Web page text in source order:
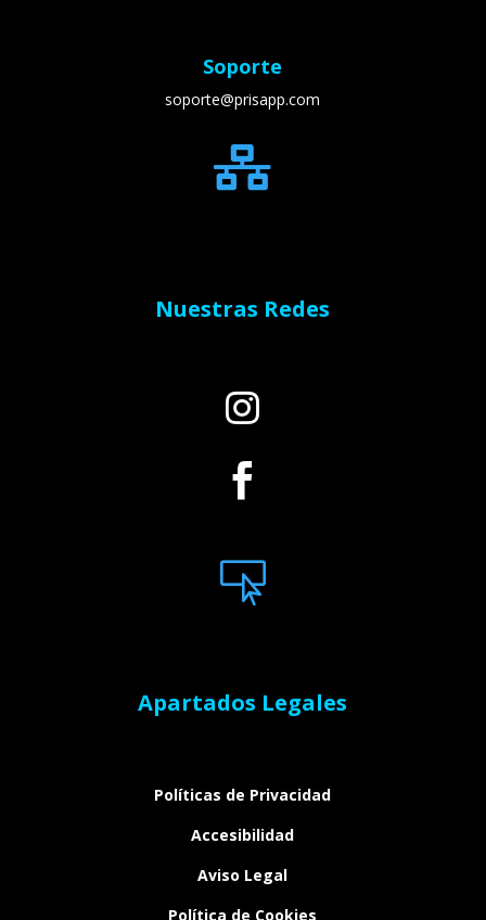
Soporte
soporte@prisapp.com

Nuestras Redes



Apartados Legales
Políticas de Privacidad
Accesibilidad
Aviso Legal
Política de Cookies